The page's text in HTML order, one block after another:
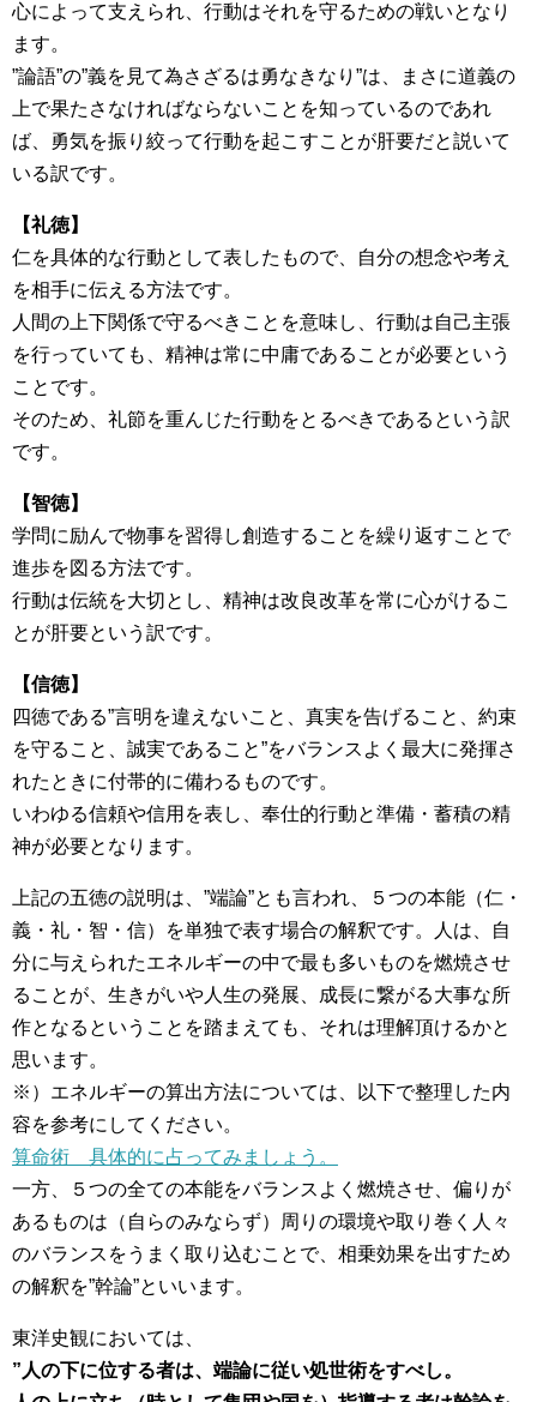
心によって支えられ、行動はそれを守るための戦いとなり
ます。
”論語”の”義を見て為さざるは勇なきなり”は、まさに道義の
上で果たさなければならないことを知っているのであれ
ば、勇気を振り絞って行動を起こすことが肝要だと説いて
いる訳です。
【礼徳】
仁を具体的な行動として表したもので、自分の想念や考え
を相手に伝える方法です。
人間の上下関係で守るべきことを意味し、行動は自己主張
を行っていても、精神は常に中庸であることが必要という
ことです。
そのため、礼節を重んじた行動をとるべきであるという訳
です。
【智徳】
学問に励んで物事を習得し創造することを繰り返すことで
進歩を図る方法です。
行動は伝統を大切とし、精神は改良改革を常に心がけるこ
とが肝要という訳です。
【信徳】
四徳である”言明を違えないこと、真実を告げること、約束
を守ること、誠実であること”をバランスよく最大に発揮さ
れたときに付帯的に備わるものです。
いわゆる信頼や信用を表し、奉仕的行動と準備・蓄積の精
神が必要となります。
上記の五徳の説明は、”端論”とも言われ、５つの本能（仁・
義・礼・智・信）を単独で表す場合の解釈です。人は、自
分に与えられたエネルギーの中で最も多いものを燃焼させ
ることが、生きがいや人生の発展、成長に繋がる大事な所
作となるということを踏まえても、それは理解頂けるかと
思います。
※）エネルギーの算出方法については、以下で整理した内
容を参考にしてください。
算命術 具体的に占ってみましょう。
一方、５つの全ての本能をバランスよく燃焼させ、偏りが
あるものは（自らのみならず）周りの環境や取り巻く人々
のバランスをうまく取り込むことで、相乗効果を出すため
の解釈を”幹論”といいます。
東洋史観においては、
”人の下に位する者は、端論に従い処世術をすべし。